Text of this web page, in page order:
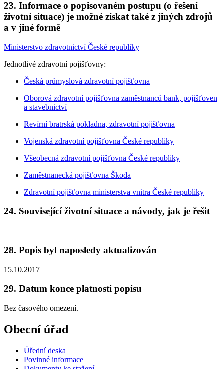
23. Informace o popisovaném postupu (o řešení
životní situace) je možné získat také z jiných zdrojů
a v jiné formě
Ministerstvo zdravotnictví České republiky
Jednotlivé zdravotní pojišťovny:
Česká průmyslová zdravotní pojišťovna
Oborová zdravotní pojišťovna zaměstnanců bank, pojišťoven
a stavebnictví
Revírní bratrská pokladna, zdravotní pojišťovna
Vojenská zdravotní pojišťovna České republiky
Všeobecná zdravotní pojišťovna České republiky
Zaměstnanecká pojišťovna Škoda
Zdravotní pojišťovna ministerstva vnitra České republiky
24. Související životní situace a návody, jak je řešit
28. Popis byl naposledy aktualizován
15.10.2017
29. Datum konce platnosti popisu
Bez časového omezení.
Obecní úřad
Úřední deska
Povinné informace